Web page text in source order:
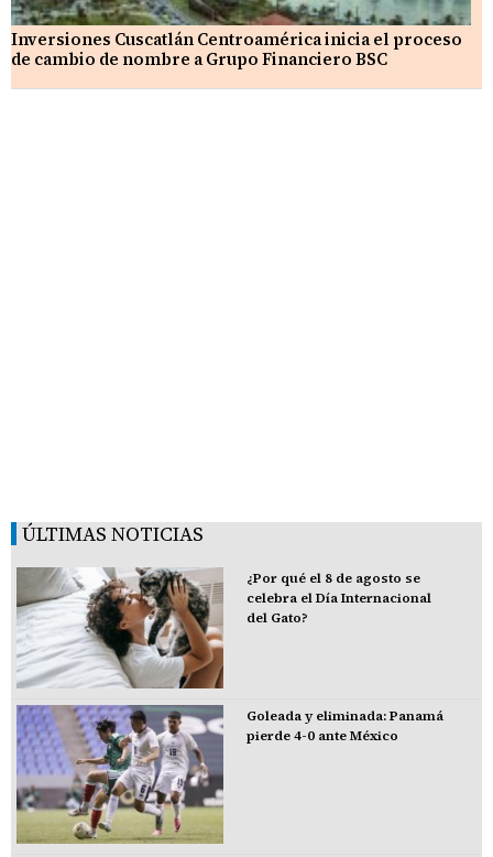
Inversiones Cuscatlán Centroamérica inicia el proceso
de cambio de nombre a Grupo Financiero BSC
ÚLTIMAS NOTICIAS
¿Por qué el 8 de agosto se
celebra el Día Internacional
del Gato?
Goleada y eliminada: Panamá
pierde 4-0 ante México